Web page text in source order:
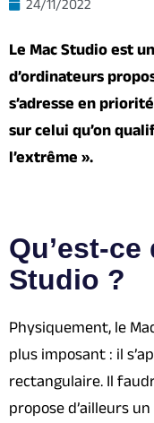
24/11/2022
Le Mac Studio est
d’ordinateurs
s’adresse en
sur celui qu’on
l’extrême ».
Qu’est-
Studio ?
Physiquement, le
plus imposant : il
rectangulaire. Il
propose d’ailleurs